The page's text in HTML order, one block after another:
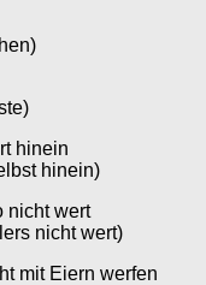
hinein
hinein)
nicht wert
nicht wert)
mit Eiern werfen